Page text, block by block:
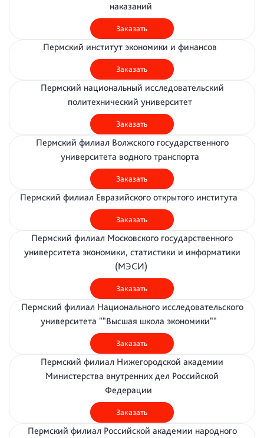
наказаний
Заказать
Пермский институт экономики и финансов
Заказать
Пермский национальный исследовательский
политехнический университет
Заказать
Пермский филиал Волжского государственного
университета водного транспорта
Заказать
Пермский филиал Евразийского открытого института
Заказать
Пермский филиал Московского государственного
университета экономики, статистики и информатики
(МЭСИ)
Заказать
Пермский филиал Национального исследовательского
университета ""Высшая школа экономики""
Заказать
Пермский филиал Нижегородской академии
Министерства внутренних дел Российской
Федерации
Заказать
Пермский филиал Российской академии народного